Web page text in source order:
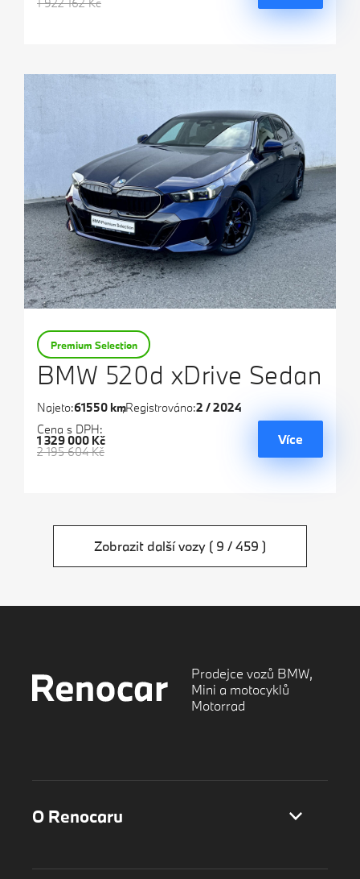
1 922 162 Kč
BMW 520d xDrive Sedan
Premium Selection
Najeto:61550 kmRegistrováno:2 / 2024
Cena s DPH:
2 195 604 Kč
1 329 000 Kč Více
Zobrazit další vozy ( 9 / 459 )
Prodejce vozů BMW,
Mini a motocyklů
Motorrad
O Renocaru